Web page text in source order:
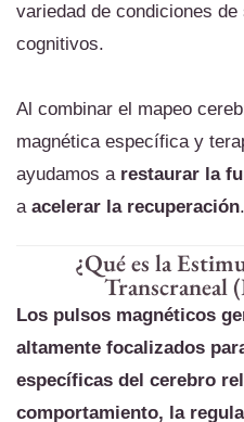
variedad de condiciones
cognitivos.
Al combinar el mapeo
magnética específica y
ayudamos a restaurar la
a acelerar la recuperación.
¿Qué es la
Transcraneal
Los pulsos magnéticos
altamente focalizados
específicas del cerebro
comportamiento, la